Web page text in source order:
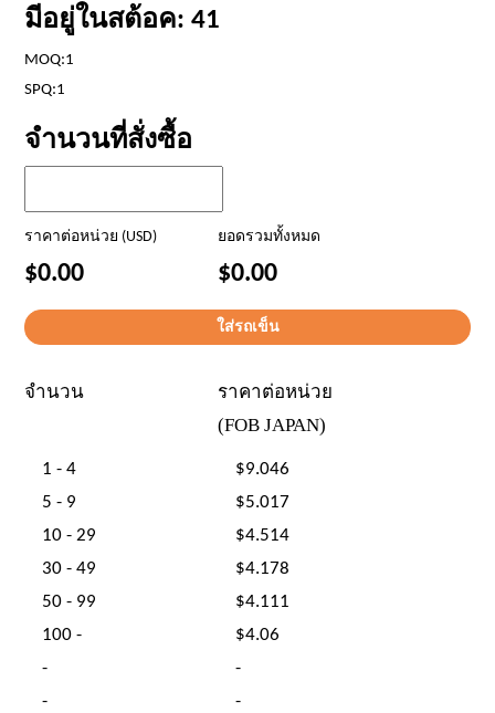
มีอยู่ในสต้อค: 41
MOQ:1
SPQ:1
จำนวนที่สั่งซื้อ
ราคาต่อหน่วย (USD) ยอดรวมทั้งหมด
$0.00 $0.00
จำนวน
ราคาต่อหน่วย
(FOB JAPAN)
1 - 4
$9.046
5 - 9
$5.017
10 - 29
$4.514
30 - 49
$4.178
50 - 99
$4.111
100 -
$4.06
-
-
-
-